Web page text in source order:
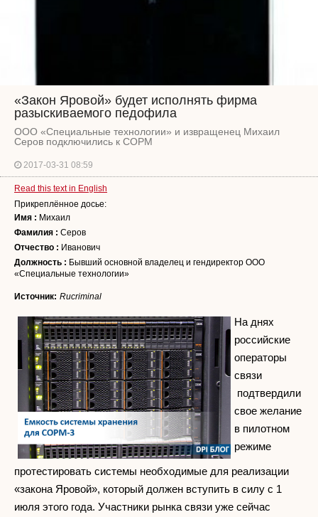
«Закон Яровой» будет исполнять фирма
разыскиваемого педофила
ООО «Специальные технологии» и извращенец Михаил
Серов подключились к СОРМ
2017-03-31 08:59
Read this text in English
Прикреплённое досье:
Имя : Михаил
Фамилия : Серов
Отчество : Иванович
Должность : Бывший основной владелец и гендиректор ООО
«Специальные технологии»
Источник: Rucriminal
На днях
российские
операторы
связи
подтвердили
свое желание
в пилотном
режиме
протестировать системы необходимые для реализации
«закона Яровой», который должен вступить в силу с 1
июля этого года. Участники рынка связи уже сейчас